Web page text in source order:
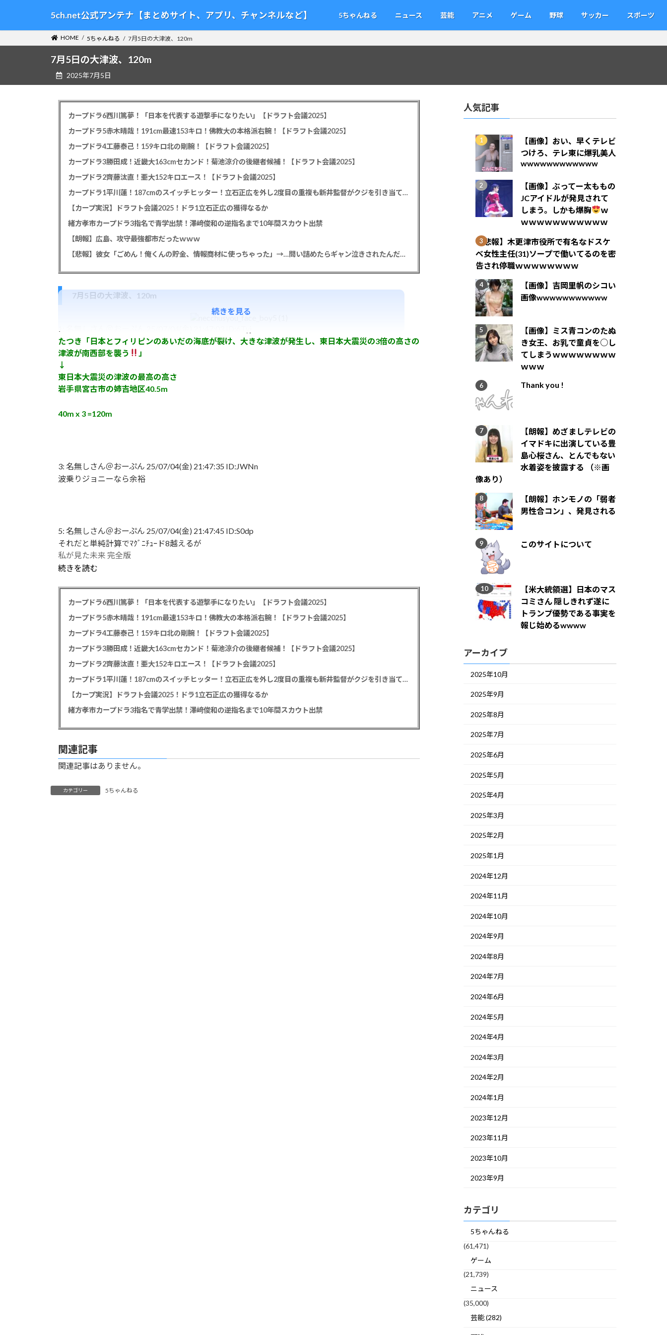
テ
ゲ
5ch.net公式アンテナ【まとめサイト、アプリ、チャンネルなど】 5ちゃんねる ニュース 芸能 アニメ ゲーム 野球 サッカー スポーツ
HOME 5ちゃんねる 7月5日の大津波、120m
7月5日の大津波、120m
2025年7月5日
カープドラ6西川篤夢！「日本を代表する遊撃手になりたい」【ドラフト会議2025】
カープドラ5赤木晴哉！191cm最速153キロ！佛教大の本格派右腕！【ドラフト会議2025】
カープドラ4工藤泰己！159キロ北の剛腕！【ドラフト会議2025】
カープドラ3勝田成！近畿大163cmセカンド！菊池涼介の後継者候補！【ドラフト会議2025】
カープドラ2齊藤汰直！亜大152キロエース！【ドラフト会議2025】
カープドラ1平川蓮！187cmのスイッチヒッター！立石正広を外し2度目の重複も新井監督がクジを引き当てる！【ドラフト会議2025】
【カープ実況】ドラフト会議2025！ドラ1立石正広の獲得なるか
緒方孝市カープドラ3指名で青学出禁！澤﨑俊和の逆指名まで10年間スカウト出禁
【朗報】広島、攻守最強都市だったｗｗｗ
【悲報】彼女「ごめん！俺くんの貯金、情報商材に使っちゃった」→…問い詰めたらギャン泣きされたんだが俺が悪いのか？
7月5日の大津波、120m
たつき「日本とフィリピンのあいだの海底が裂け、大きな津波が発生し、東日本大震災の3倍の高さの
津波が南西部を襲う
」
↓
東日本大震災の津波の最高の高さ
岩手県宮古市の姉吉地区40.5m
40m x 3 =120m
3: 名無しさん＠おーぷん 25/07/04(金) 21:47:35 ID:JWNn
波乗りジョニーなら余裕
5: 名無しさん＠おーぷん 25/07/04(金) 21:47:45 ID:S0dp
それだと単純計算でﾏｸﾞﾆﾁｭｰド8越えるが
私が見た未来 完全版
続きを読む
続きを見る
カープドラ6西川篤夢！「日本を代表する遊撃手になりたい」【ドラフト会議2025】
カープドラ5赤木晴哉！191cm最速153キロ！佛教大の本格派右腕！【ドラフト会議2025】
カープドラ4工藤泰己！159キロ北の剛腕！【ドラフト会議2025】
カープドラ3勝田成！近畿大163cmセカンド！菊池涼介の後継者候補！【ドラフト会議2025】
カープドラ2齊藤汰直！亜大152キロエース！【ドラフト会議2025】
カープドラ1平川蓮！187cmのスイッチヒッター！立石正広を外し2度目の重複も新井監督がクジを引き当てる！【ドラフト会議2025】
【カープ実況】ドラフト会議2025！ドラ1立石正広の獲得なるか
緒方孝市カープドラ3指名で青学出禁！澤﨑俊和の逆指名まで10年間スカウト出禁
関連記事
関連記事はありません。
カテゴリー 5ちゃんねる
人気記事
【画像】おい、早くテレビ
つけろ、テレ東に爆乳美人
wwwwwwwwwwww
【画像】ぶってー太ももの
JCアイドルが発見されて
しまう。しかも爆胸
ｗ
ｗｗｗｗｗｗｗｗｗｗｗ
【悲報】木更津市役所で有名なドスケ
ベ女性主任(31)ソープで働いてるのを密
告され停職ｗｗｗｗｗｗｗｗ
【画像】吉岡里帆のシコい
画像wwwwwwwwwww
【画像】ミス青コンのたぬ
き女王、お乳で童貞を○し
てしまうｗｗｗｗｗｗｗｗ
ｗｗｗ
Thank you !
【朗報】めざましテレビの
イマドキに出演している豊
島心桜さん、とんでもない
水着姿を披露する （※画
像あり）
【朗報】ホンモノの「弱者
男性合コン」、発見される
このサイトについて
【米大統領選】日本のマス
コミさん 隠しきれず遂に
トランプ優勢である事実を
報じ始めるwwww
アーカイブ
2025年10月
2025年9月
2025年8月
2025年7月
2025年6月
2025年5月
2025年4月
2025年3月
2025年2月
2025年1月
2024年12月
2024年11月
2024年10月
2024年9月
2024年8月
2024年7月
2024年6月
2024年5月
2024年4月
2024年3月
2024年2月
2024年1月
2023年12月
2023年11月
2023年10月
2023年9月
カテゴリ
5ちゃんねる
(61,471)
ゲーム
(21,739)
ニュース
(35,000)
芸能 (282)